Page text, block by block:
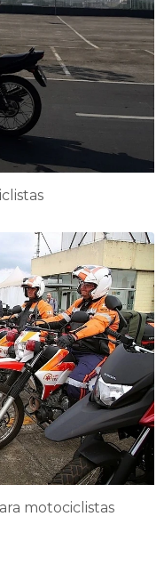
motociclistas